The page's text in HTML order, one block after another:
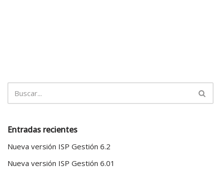
Entradas recientes
Nueva versión ISP Gestión 6.2
Nueva versión ISP Gestión 6.01